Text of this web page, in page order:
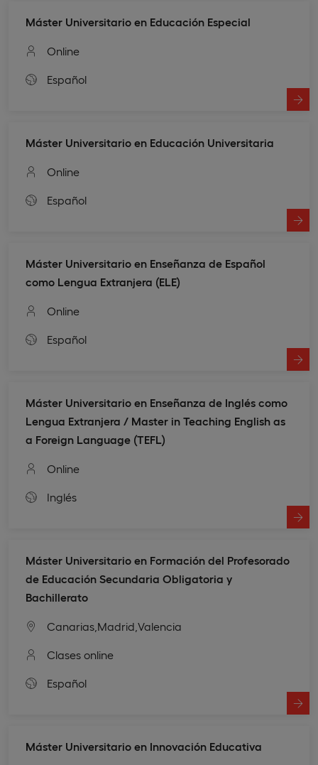
Máster Universitario en Educación Especial
Online
Español
Máster Universitario en Educación Universitaria
Online
Español
Máster Universitario en Enseñanza de Español
como Lengua Extranjera (ELE)
Online
Español
Máster Universitario en Enseñanza de Inglés como
Lengua Extranjera / Master in Teaching English as
a Foreign Language (TEFL)
Online
Inglés
Máster Universitario en Formación del Profesorado
de Educación Secundaria Obligatoria y
Bachillerato
Canarias, Madrid, Valencia
Clases online
Español
Máster Universitario en Innovación Educativa